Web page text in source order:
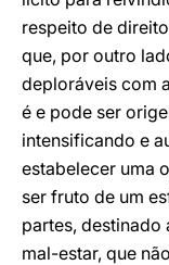
respeito de
que, por outro
deploráveis com
é e pode ser
intensificando e
estabelecer uma
ser fruto de um
partes, destinado
mal-estar, que